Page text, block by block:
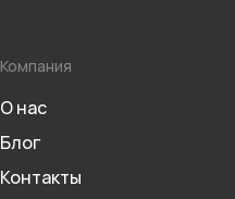
Компания
О нас
Блог
Контакты